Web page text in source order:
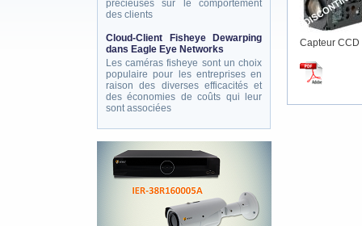
précieuses sur le comportement
des clients
Cloud-Client Fisheye Dewarping
dans Eagle Eye Networks
Les caméras fisheye sont un choix
populaire pour les entreprises en
raison des diverses efficacités et
des économies de coûts qui leur
sont associées
Capteur